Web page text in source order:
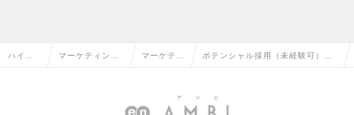
ハイク マーケティン マーケティ
企画
ポテンシャル採用（未経験可）の
職・求人情報一覧